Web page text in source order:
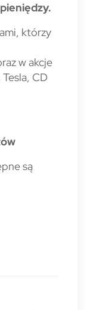
którzy
w akcje
CD
są